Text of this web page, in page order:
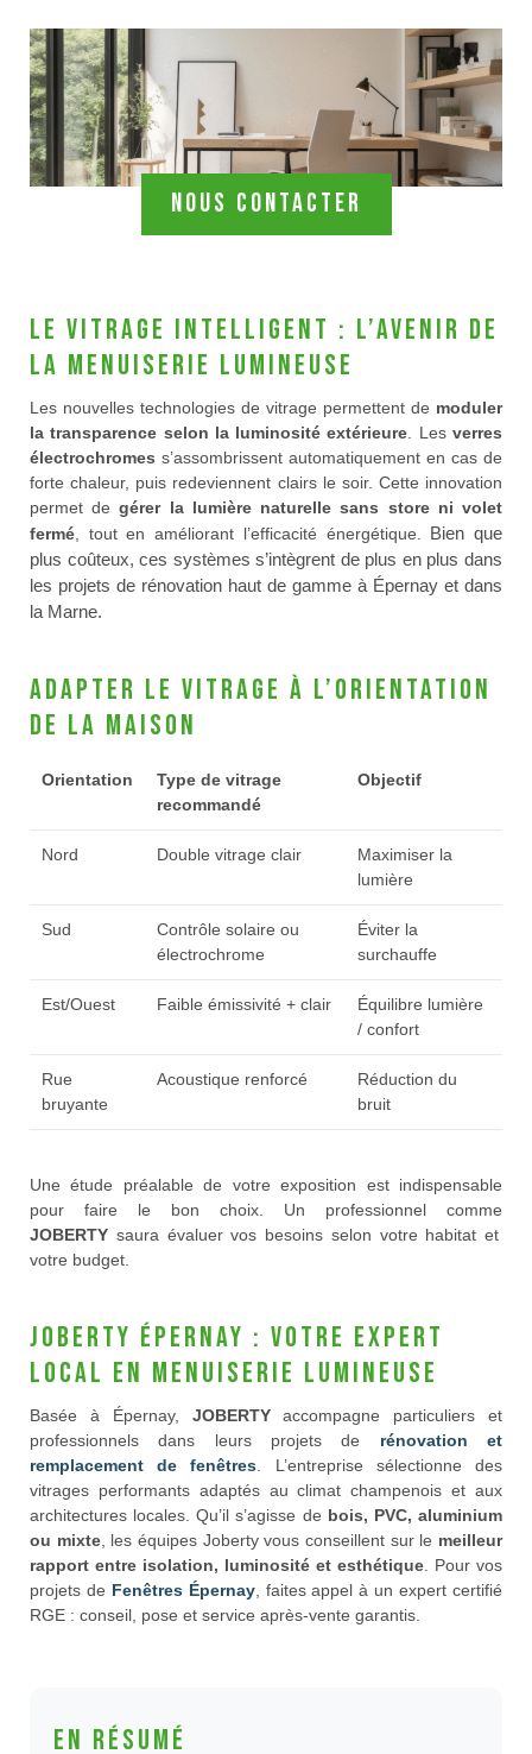
Nous contacter
Le vitrage intelligent : l’avenir de
la menuiserie lumineuse
Les nouvelles technologies de vitrage permettent de moduler
la transparence selon la luminosité extérieure . Lesverres
électrochromes s’assombrissent automatiquement en cas de
forte chaleur, puis redeviennent clairs le soir. Cette innovation
permet degérer la lumière naturelle sans store ni volet
fermé , tout en améliorant l’efficacité énergétique. Bien que
plus coûteux, ces systèmes s’intègrent de plus en plus dans
les projets de rénovation haut de gamme à Épernay et dans
la Marne.
Adapter le vitrage à l’orientation
de la maison
Orientation
Type de vitrage
recommandé
Objectif
Nord Double vitrage clair
Maximiser la
lumière
Sud
Contrôle solaire ou
électrochrome
Éviter la
surchauffe
Est/Ouest Faible émissivité + clair
Équilibre lumière
/ confort
Rue
bruyante
Acoustique renforcé
Réduction du
bruit
Une étude préalable de votre exposition est indispensable
pour faire le bon choix. Un professionnel comme
JOBERTY saura évaluer vos besoins selon votre habitat et
votre budget.
Joberty Épernay : votre expert
local en menuiserie lumineuse
Basée à Épernay, JOBERTYaccompagne particuliers et
professionnels dans leurs projets de rénovation et
remplacement de fenêtres. L’entreprise sélectionne des
vitrages performants adaptés au climat champenois et aux
architectures locales. Qu’il s’agisse de bois, PVC, aluminium
ou mixte, les équipes Joberty vous conseillent sur le meilleur
rapport entre isolation, luminosité et esthétique. Pour vos
projets de Fenêtres Épernay, faites appel à un expert certifié
RGE : conseil, pose et service après-vente garantis.
En résumé